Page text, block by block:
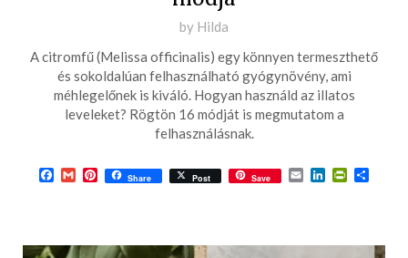
Posted
2022-
06-
29
by Hilda
A citromfű (Melissa officinalis) egy könnyen termeszthető
és sokoldalúan felhasználható gyógynövény, ami
méhlegelőnek is kiváló. Hogyan használd az illatos
leveleket? Rögtön 16 módját is megmutatom a
felhasználásnak.
Facebook
GmailPinterest
Share Post Save EmailLinkedIn